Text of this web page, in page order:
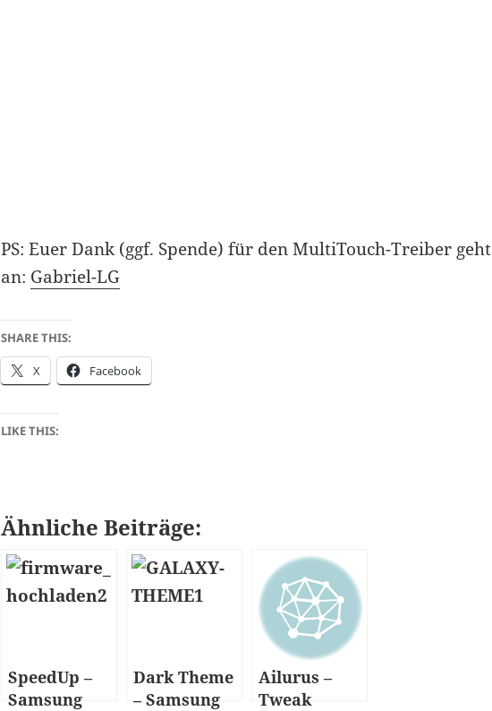
PS: Euer Dank (ggf. Spende) für den MultiTouch-Treiber geht
an: Gabriel-LG
SHARE THIS:
X Facebook
LIKE THIS:
Ähnliche Beiträge:
SpeedUp –
Samsung
Dark Theme
– Samsung
Ailurus –
Tweak